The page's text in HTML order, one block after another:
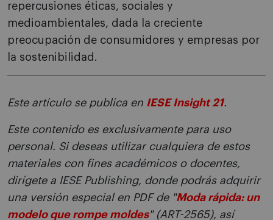
repercusiones éticas, sociales y
medioambientales, dada la creciente
preocupación de consumidores y empresas por
la sostenibilidad.
Este artículo se publica en IESE Insight 21.
Este contenido es exclusivamente para uso
personal. Si deseas utilizar cualquiera de estos
materiales con fines académicos o docentes,
dirígete a IESE Publishing, donde podrás adquirir
una versión especial en PDF de "Moda rápida: un
modelo que rompe moldes" (ART-2565), así